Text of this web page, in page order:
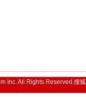
Inc. All Rights Reserved.搜